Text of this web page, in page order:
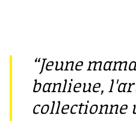
“Jeune
banlieue,
collectionne